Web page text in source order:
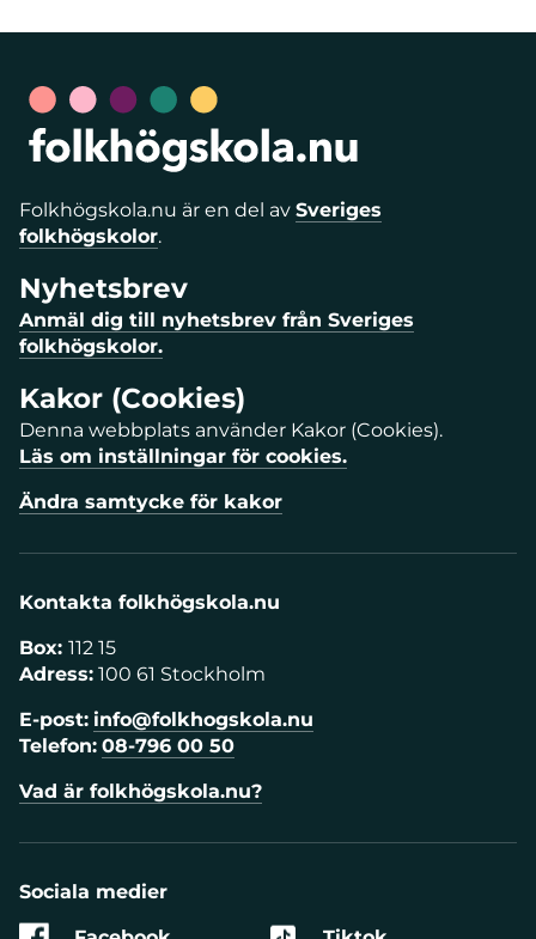
Folkhögskola.nu är en del av Sveriges
folkhögskolor.
Nyhetsbrev
Anmäl dig till nyhetsbrev från Sveriges
folkhögskolor.
Kakor (Cookies)
Denna webbplats använder Kakor (Cookies).
Läs om inställningar för cookies.
Ändra samtycke för kakor
Kontakta folkhögskola.nu
Box: 112 15
Adress: 100 61 Stockholm
E-post: info@folkhogskola.nu
Telefon: 08-796 00 50
Vad är folkhögskola.nu?
Sociala medier